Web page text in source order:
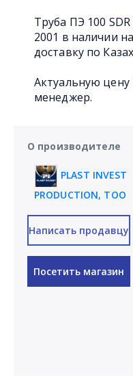
Труба ПЭ 100
2001 в наличии
доставку по
Актуальную
менеджер.
О производителе
PLAST INVEST
PRODUCTION, ТОО
Написать продавцу
Посетить магазин